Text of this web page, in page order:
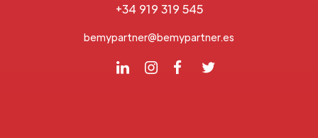
+34 919 319 545
bemypartner@bemypartner.es